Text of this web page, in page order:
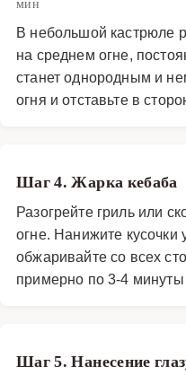
В небольшой кастрюле
на среднем огне,
станет однородным и
огня и отставьте в
Шаг 4. Жарка кебаба
Разогрейте гриль или
огне. Нанижите кусочки
обжаривайте со всех
примерно по 3-4
Шаг 5. Нанесение